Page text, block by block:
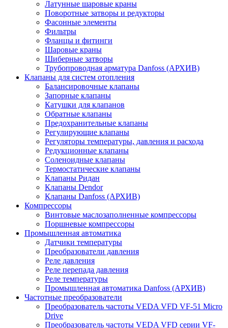
Латунные шаровые краны
Поворотные затворы и редукторы
Фасонные элементы
Фильтры
Фланцы и фитинги
Шаровые краны
Шиберные затворы
Трубопроводная арматура Danfoss (АРХИВ)
Клапаны для систем отопления
Балансировочные клапаны
Запорные клапаны
Катушки для клапанов
Обратные клапаны
Предохранительные клапаны
Регулирующие клапаны
Регуляторы температуры, давления и расхода
Редукционные клапаны
Соленоидные клапаны
Термостатические клапаны
Клапаны Ридан
Клапаны Dendor
Клапаны Danfoss (АРХИВ)
Компрессоры
Винтовые маслозаполненные компрессоры
Поршневые компрессоры
Промышленная автоматика
Датчики температуры
Преобразователи давления
Реле давления
Реле перепада давления
Реле температуры
Промышленная автоматика Danfoss (АРХИВ)
Частотные преобразователи
Преобразователь частоты VEDA VFD VF-51 Micro
Drive
Преобразователь частоты VEDA VFD серии VF-